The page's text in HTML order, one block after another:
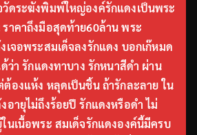
ดระฆังพิมพ์ใหญ่องค์รักแดงเป็นพระ
าคาถึงมือสุดท้าย60ล้าน พระ
เจอพระสมเด็จลงรักแดง บอกเก๊หมด
ด้ว่า รักแดงทาบาง รักหนาสีดำ ผ่าน
องแห้ง หลุดเป็นชิ้น ถ้ารักละลาย ใน
อายุไม่ถึงร้อยปี รักแดงหรือดำ ไม่
นเนื้อพระ สมเด็จรักแดงองค์นี้มีครบ